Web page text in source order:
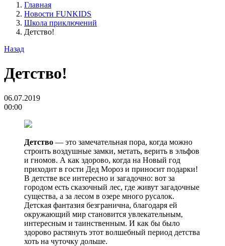
Главная
Новости FUNKIDS
Школа приключений
Детство!
Назад
Детство!
06.07.2019
00:00
Детство — это замечательная пора, когда можно
строить воздушные замки, метать, верить в эльфов
и гномов. А как здорово, когда на Новый год
приходит в гости Дед Мороз и приносит подарки!
В детстве все интересно и загадочно: вот за
городом есть сказочный лес, где живут загадочные
существа, а за лесом в озере много русалок.
Детская фантазия безгранична, благодаря ей
окружающий мир становится увлекательным,
интересным и таинственным. И как бы было
здорово растянуть этот волшебный период детства
хоть на чуточку дольше.